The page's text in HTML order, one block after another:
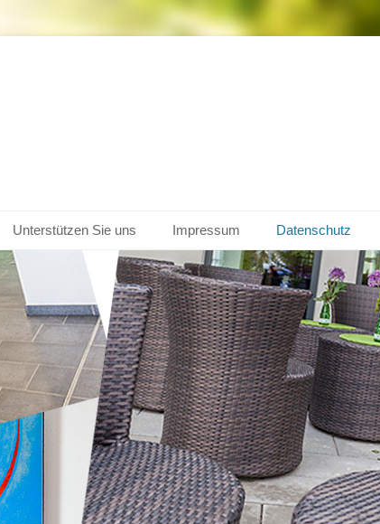
Unterstützen Sie uns Impressum Datenschutz